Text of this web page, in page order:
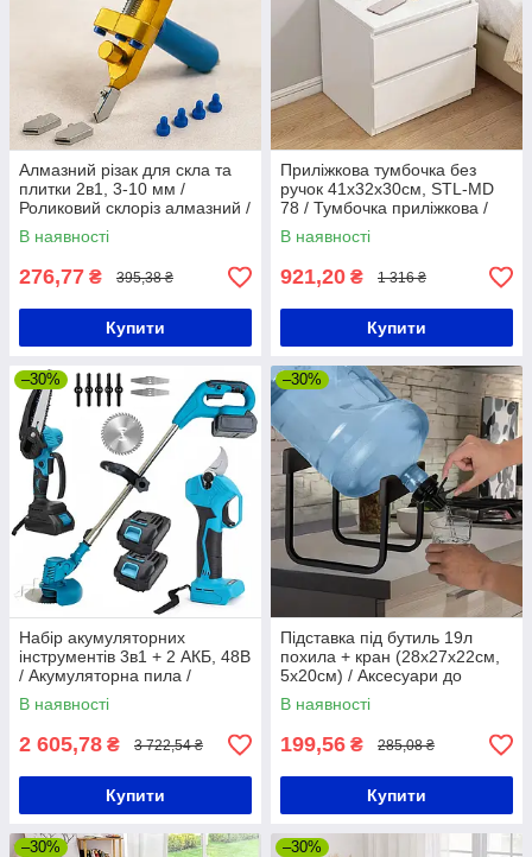
Алмазний різак для скла та
плитки 2в1, 3-10 мм /
Роликовий склоріз алмазний /
Верстат для плитки
В наявності
276,77 ₴ 395,38 ₴
Купити
Приліжкова тумбочка без
ручок 41х32х30см, STL-MD
78 / Тумбочка приліжкова /
Тумба в спальню
В наявності
921,20 ₴ 1 316 ₴
Купити
–30%
Набір акумуляторних
інструментів 3в1 + 2 АКБ, 48В
/ Акумуляторна пила /
Акумуляторний секатор /
Акумуляторна газонокосарка
В наявності
2 605,78 ₴ 3 722,54 ₴
Купити
–30%
Підставка під бутиль 19л
похила + кран (28х27х22см,
5х20см) / Аксесуари до
кулерів для води / Похила
підставка під бутлі
В наявності
199,56 ₴ 285,08 ₴
Купити
–30% –30%